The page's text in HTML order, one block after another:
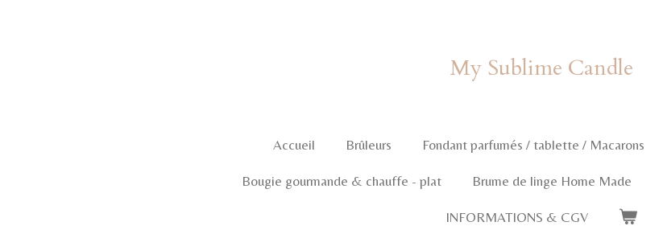
My Sublime Candle
Accueil Brûleurs Fondant parfumés / tablette / Macarons
Bougie gourmande & chauffe - plat Brume de linge Home Made
INFORMATIONS & CGV